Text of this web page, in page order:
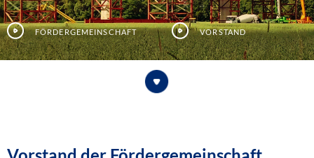
Fördergemeinschaft Vorstand